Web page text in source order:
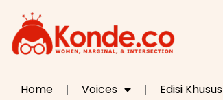
Home Voices Edisi Khusus